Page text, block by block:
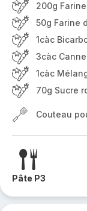
200g
50g Farine
1càc
3càc
1càc
70g Sucre
Couteau
Pâte P3